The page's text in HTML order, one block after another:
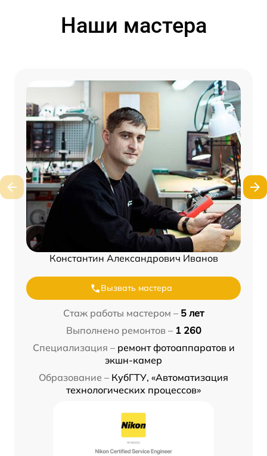
Наши мастера
Константин Александрович Иванов
Вызвать мастера
Стаж работы мастером – 5 лет
Выполнено ремонтов – 1 260
Специализация – ремонт фотоаппаратов и
экшн-камер
Образование – КубГТУ, «Автоматизация
технологических процессов»